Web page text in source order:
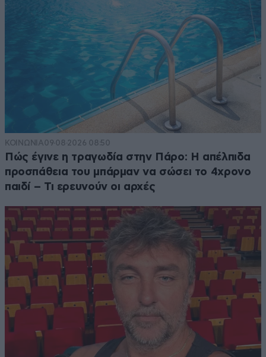
ΚΟΙΝΩΝΙΑ09·08·2026 08:50
Πώς έγινε η τραγωδία στην Πάρο: Η απέλπιδα
προσπάθεια του μπάρμαν να σώσει το 4χρονο
παιδί – Τι ερευνούν οι αρχές